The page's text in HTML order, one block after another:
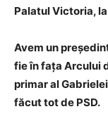
Palatul Victoria,
Avem un
fie în fața Arcului
primar al
făcut tot de PSD.